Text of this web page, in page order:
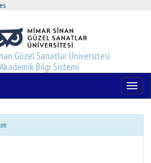
Güzel Sanatlar Üniversitesi
Akademik Bilgi Sistemi
Menu